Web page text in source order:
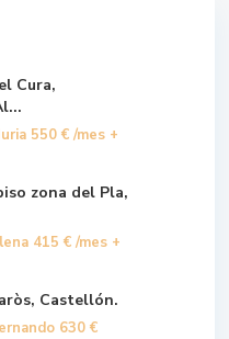
Cura,
550 € /mes +
zona del Pla,
415 € /mes +
Castellón.
630 €